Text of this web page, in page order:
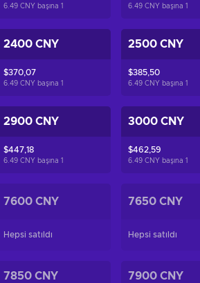
6.49 CNY başına1 6.49 CNY başına1
2400 CNY
$370,07
6.49 CNY başına1
2500 CNY
$385,50
6.49 CNY başına1
2900 CNY
$447,18
6.49 CNY başına1
3000 CNY
$462,59
6.49 CNY başına1
7600 CNY
Hepsi satıldı
7650 CNY
Hepsi satıldı
7850 CNY 7900 CNY